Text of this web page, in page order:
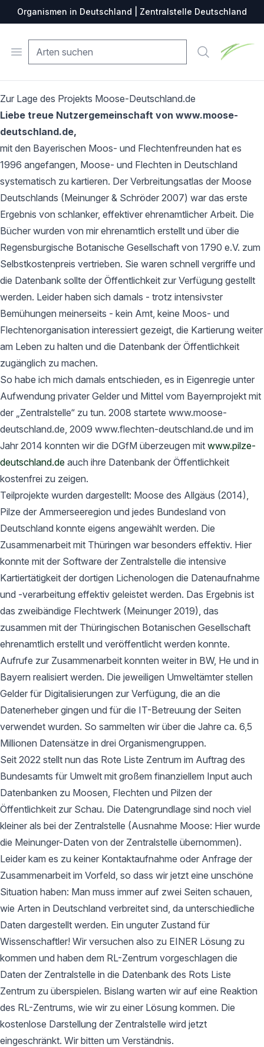
Organismen in Deutschland | Zentralstelle Deutschland
Open menu Suche
Zur Lage des Projekts Moose-Deutschland.de
Liebe treue Nutzergemeinschaft von www.moose-
deutschland.de,
mit den Bayerischen Moos- und Flechtenfreunden hat es
1996 angefangen, Moose- und Flechten in Deutschland
systematisch zu kartieren. Der Verbreitungsatlas der Moose
Deutschlands (Meinunger & Schröder 2007) war das erste
Ergebnis von schlanker, effektiver ehrenamtlicher Arbeit. Die
Bücher wurden von mir ehrenamtlich erstellt und über die
Regensburgische Botanische Gesellschaft von 1790 e.V. zum
Selbstkostenpreis vertrieben. Sie waren schnell vergriffe und
die Datenbank sollte der Öffentlichkeit zur Verfügung gestellt
werden. Leider haben sich damals - trotz intensivster
Bemühungen meinerseits - kein Amt, keine Moos- und
Flechtenorganisation interessiert gezeigt, die Kartierung weiter
am Leben zu halten und die Datenbank der Öffentlichkeit
zugänglich zu machen.
So habe ich mich damals entschieden, es in Eigenregie unter
Aufwendung privater Gelder und Mittel vom Bayernprojekt mit
der „Zentralstelle“ zu tun. 2008 startete www.moose-
deutschland.de, 2009 www.flechten-deutschland.de und im
Jahr 2014 konnten wir die DGfM überzeugen mit www.pilze-
deutschland.de auch ihre Datenbank der Öffentlichkeit
kostenfrei zu zeigen.
Teilprojekte wurden dargestellt: Moose des Allgäus (2014),
Pilze der Ammerseeregion und jedes Bundesland von
Deutschland konnte eigens angewählt werden. Die
Zusammenarbeit mit Thüringen war besonders effektiv. Hier
konnte mit der Software der Zentralstelle die intensive
Kartiertätigkeit der dortigen Lichenologen die Datenaufnahme
und -verarbeitung effektiv geleistet werden. Das Ergebnis ist
das zweibändige Flechtwerk (Meinunger 2019), das
zusammen mit der Thüringischen Botanischen Gesellschaft
ehrenamtlich erstellt und veröffentlicht werden konnte.
Aufrufe zur Zusammenarbeit konnten weiter in BW, He und in
Bayern realisiert werden. Die jeweiligen Umweltämter stellen
Gelder für Digitalisierungen zur Verfügung, die an die
Datenerheber gingen und für die IT-Betreuung der Seiten
verwendet wurden. So sammelten wir über die Jahre ca. 6,5
Millionen Datensätze in drei Organismengruppen.
Seit 2022 stellt nun das Rote Liste Zentrum im Auftrag des
Bundesamts für Umwelt mit großem finanziellem Input auch
Datenbanken zu Moosen, Flechten und Pilzen der
Öffentlichkeit zur Schau. Die Datengrundlage sind noch viel
kleiner als bei der Zentralstelle (Ausnahme Moose: Hier wurde
die Meinunger-Daten von der Zentralstelle übernommen).
Leider kam es zu keiner Kontaktaufnahme oder Anfrage der
Zusammenarbeit im Vorfeld, so dass wir jetzt eine unschöne
Situation haben: Man muss immer auf zwei Seiten schauen,
wie Arten in Deutschland verbreitet sind, da unterschiedliche
Daten dargestellt werden. Ein unguter Zustand für
Wissenschaftler! Wir versuchen also zu EINER Lösung zu
kommen und haben dem RL-Zentrum vorgeschlagen die
Daten der Zentralstelle in die Datenbank des Rots Liste
Zentrum zu überspielen. Bislang warten wir auf eine Reaktion
des RL-Zentrums, wie wir zu einer Lösung kommen. Die
kostenlose Darstellung der Zentralstelle wird jetzt
eingeschränkt. Wir bitten um Verständnis.